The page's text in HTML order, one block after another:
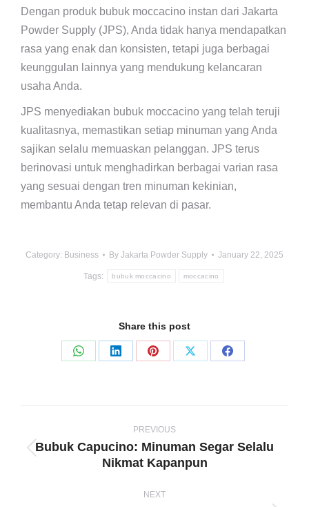
Dengan produk bubuk moccacino instan dari Jakarta
Powder Supply (JPS), Anda tidak hanya mendapatkan
rasa yang enak dan konsisten, tetapi juga berbagai
keunggulan lainnya yang mendukung kelancaran
usaha Anda.
JPS menyediakan bubuk moccacino yang telah teruji
kualitasnya, memastikan setiap minuman yang Anda
sajikan selalu memuaskan pelanggan. JPS terus
berinovasi untuk menghadirkan berbagai varian rasa
yang sesuai dengan tren minuman kekinian,
membantu Anda tetap relevan di pasar.
Category: Business By Jakarta Powder Supply January 22, 2025
Tags: bubuk moccacino moccacino
Share this post
Share
Share
Share
Share
Share
navigation
PREVIOUS
Previous
Bubuk Capucino: Minuman Segar Selalu
Nikmat Kapanpun
NEXT